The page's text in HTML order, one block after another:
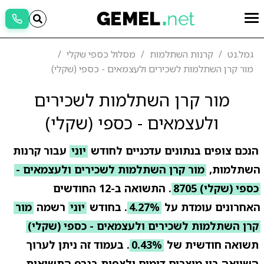
גמל.נט קרנות השתלמות
מסלול כספי שקלי
מור קרן השתלמות לשכירים ולעצמאים - כספי (שקלי)
מור קרן השתלמות לשכירים
ולעצמאים - כספי (שקלי)
הנכם צופים בנתונים עדכניים לחודש יוני עבור קרנות
השתלמות, מור קרן השתלמות לשכירים ולעצמאים -
כספי (שקלי) 8705
. התשואה ב-12 החודשים
האחרונים עומדת על 4.27% . בחודש יוני רשמה מור
קרן השתלמות לשכירים ולעצמאים - כספי (שקלי)
תשואה חודשית של 0.43% . בעמוד זה ניתן לערוך